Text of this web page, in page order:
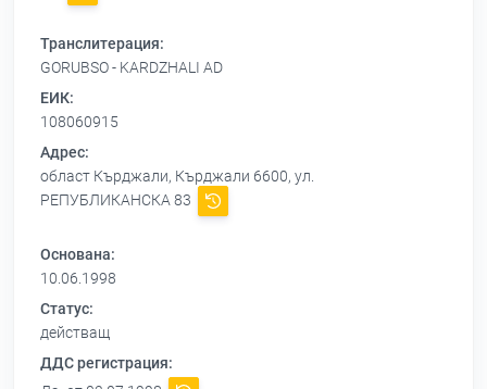
Транслитерация:
GORUBSO - KARDZHALI AD
ЕИК:
108060915
Адрес:
област Кърджали, Кърджали 6600, ул.
РЕПУБЛИКАНСКА 83
Основана:
10.06.1998
Статус:
действащ
ДДС регистрация: